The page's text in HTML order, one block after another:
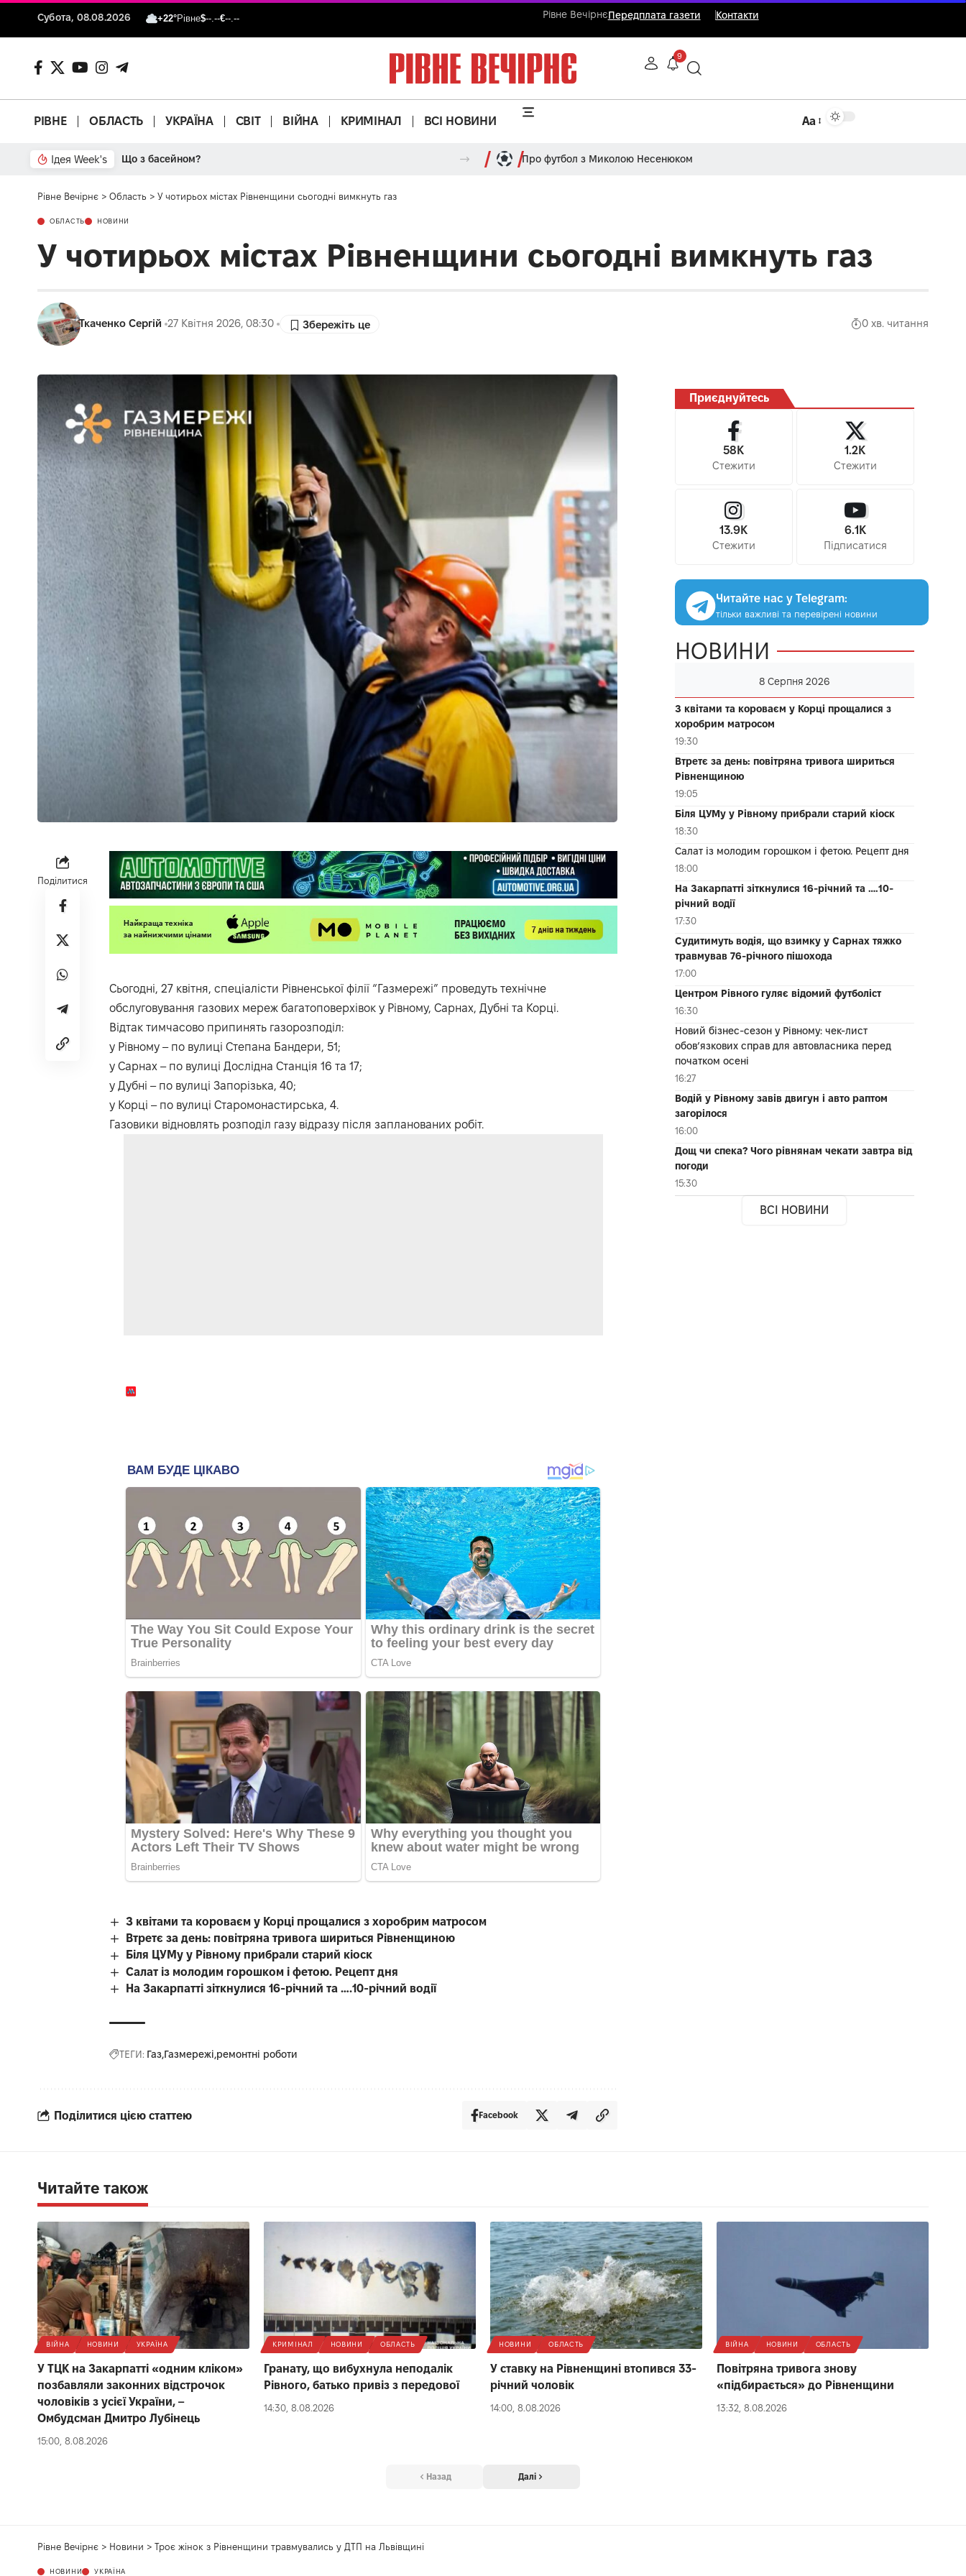
Субота, 08.08.2026 +22°Рівне$--.--€--.-- Рівне ВечірнєПередплата газети Контакти
9
РІВНЕ ОБЛАСТЬ УКРАЇНА СВІТ ВІЙНА КРИМІНАЛ ВСІ НОВИНИ Аа
Ідея Week's Від паркану до картонки Про футбол з Миколою Несенюком
Рівне Вечірнє > Область > У чотирьох містах Рівненщини сьогодні вимкнуть газ
ОБЛАСТЬ НОВИНИ
У чотирьох містах Рівненщини сьогодні вимкнуть газ
Ткаченко Сергій 27 Квітня 2026, 08:30 0 хв. читання
Поділитися
Сьогодні, 27 квітня, спеціалісти Рівненської філії “Газмережі” проведуть технічне
обслуговування газових мереж багатоповерхівок у Рівному, Сарнах, Дубні та Корці.
Відтак тимчасово припинять газорозподіл:
у Рівному – по вулиці Степана Бандери, 51;
у Сарнах – по вулиці Дослідна Станція 16 та 17;
у Дубні – по вулиці Запорізька, 40;
у Корці – по вулиці Старомонастирська, 4.
Газовики відновлять розподіл газу відразу після запланованих робіт.
З квітами та короваєм у Корці прощалися з хоробрим матросом
Втретє за день: повітряна тривога шириться Рівненщиною
Біля ЦУМу у Рівному прибрали старий кіоск
Салат із молодим горошком і фетою. Рецепт дня
На Закарпатті зіткнулися 16-річний та ….10-річний водії
ТЕГИ: Газ Газмережі ремонтні роботи
Поділитися цією статтею Facebook
Приєднуйтесь
58K
Стежити
1.2K
Стежити
13.9K
Стежити
6.1K
Підписатися
Читайте нас у Telegram:
тільки важливі та перевірені новини
НОВИНИ
8 Серпня 2026
З квітами та короваєм у Корці прощалися з
хоробрим матросом
19:30
Втретє за день: повітряна тривога шириться
Рівненщиною
19:05
Біля ЦУМу у Рівному прибрали старий кіоск
18:30
Салат із молодим горошком і фетою. Рецепт дня
18:00
На Закарпатті зіткнулися 16-річний та ….10-
річний водії
17:30
Судитимуть водія, що взимку у Сарнах тяжко
травмував 76-річного пішохода
17:00
Центром Рівного гуляє відомий футболіст
16:30
Новий бізнес-сезон у Рівному: чек-лист
обов’язкових справ для автовласника перед
початком осені
16:27
Водій у Рівному завів двигун і авто раптом
загорілося
16:00
Дощ чи спека? Чого рівнянам чекати завтра від
погоди
15:30
ВСІ НОВИНИ
Читайте також
ВІЙНА НОВИНИ УКРАЇНА
У ТЦК на Закарпатті «одним кліком»
позбавляли законних відстрочок
чоловіків з усієї України, –
Омбудсман Дмитро Лубінець
15:00, 8.08.2026
КРИМІНАЛ НОВИНИ ОБЛАСТЬ
Гранату, що вибухнула неподалік
Рівного, батько привіз з передової
14:30, 8.08.2026
НОВИНИ ОБЛАСТЬ
У ставку на Рівненщині втопився 33-
річний чоловік
14:00, 8.08.2026
ВІЙНА НОВИНИ ОБЛАСТЬ
Повітряна тривога знову
«підбирається» до Рівненщини
13:32, 8.08.2026
Назад Далі
Рівне Вечірнє > Новини > Троє жінок з Рівненщини травмувались у ДТП на Львівщині
НОВИНИ УКРАЇНА